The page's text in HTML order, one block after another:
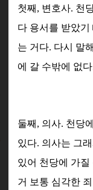
첫째, 변호사. 천
다 용서를 받았
는 거다. 다시 말
에 갈 수밖에 없
둘째, 의사. 천당
있다. 의사는 그
있어 천당에 가
거 보통 심각한